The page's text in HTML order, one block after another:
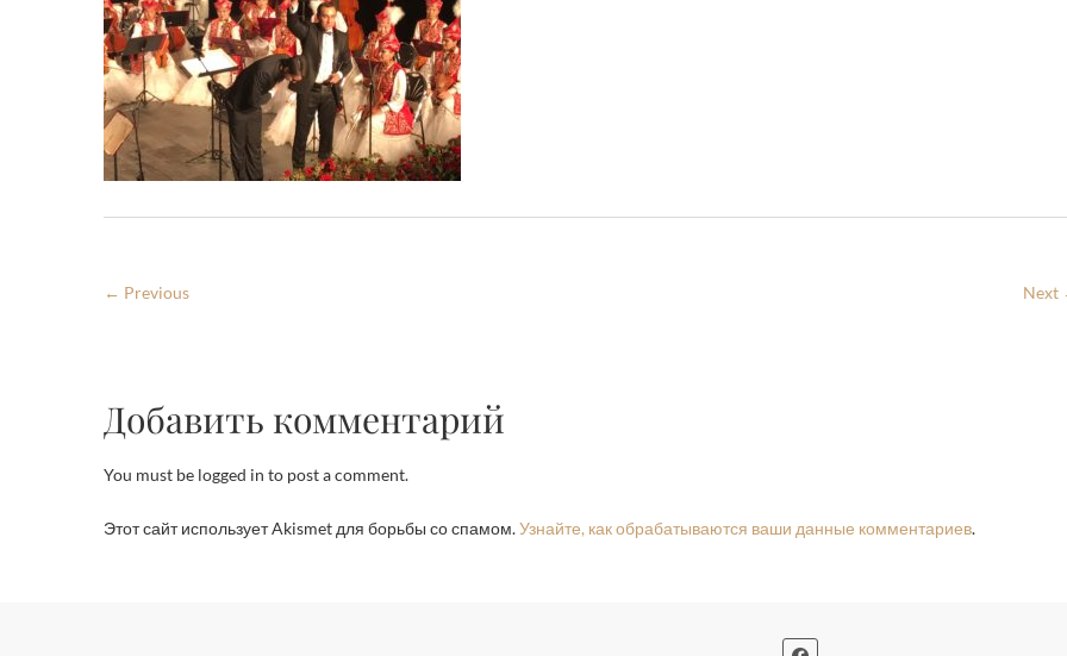
← Previous Next
Добавить комментарий
You must be logged in to post a comment.
Этот сайт использует Akismet для борьбы со спамом.Узнайте, как обрабатываются ваши данные комментариев.